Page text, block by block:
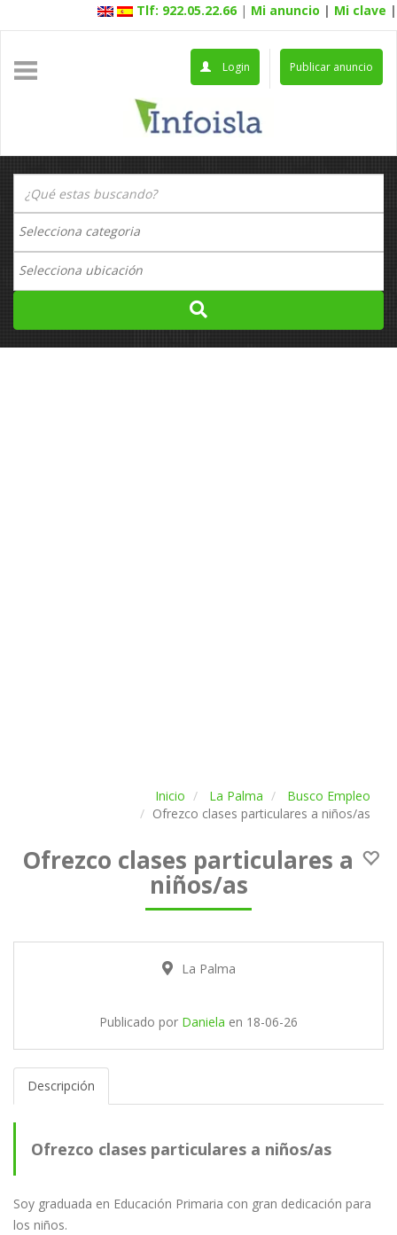
Tlf: 922.05.22.66 | Mi anuncio | Mi clave |
Publicar anuncio
Login
Inicio La Palma
Busco Empleo
Ofrezco clases particulares a niños/as
Ofrezco clases particulares a
niños/as
La Palma
Publicado por Daniela en 18-06-26
Descripción
Ofrezco clases particulares a niños/as
Soy graduada en Educación Primaria con gran dedicación para
los niños.